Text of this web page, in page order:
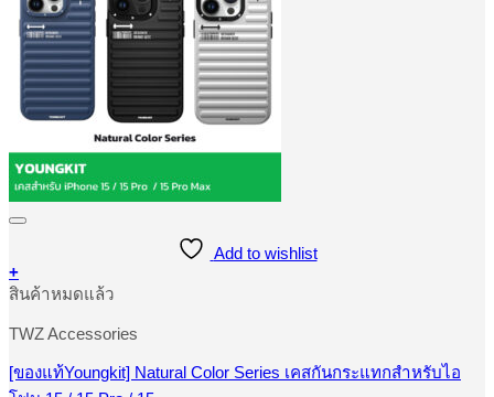
Add to wishlist
+
This
has
multiple
variants.
The
สินค้าหมดแล้ว
TWZ Accessories
[ของแท้Youngkit] Natural Color Series เคสกันกระแทกสำหรับไอ